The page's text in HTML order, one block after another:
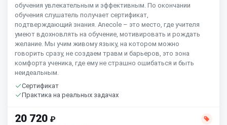
обучения увлекательным и эффективным. По окончании
обучения слушатель получает сертификат,
подтверждающий знания. Anecole – это место, где учителя
умеют вдохновлять на обучение, мотивировать и рождать
желание. Мы учим живому языку, на котором можно
говорить сразу, не создаем травм и барьеров, это зона
комфорта ученика, где ему не страшно ошибаться и быть
неидеальным.
Сертификат
Практика на реальных задачах
20 720 ₽